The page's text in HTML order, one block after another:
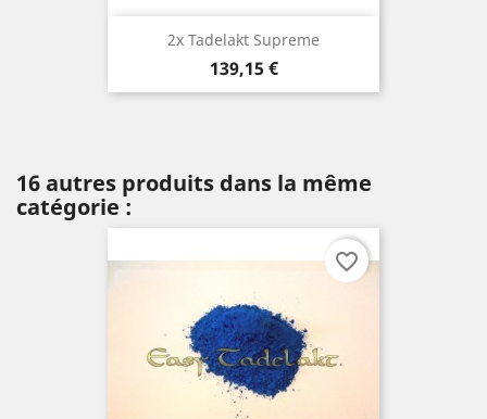
2x Tadelakt Supreme
Prix
139,15 €
16 autres produits dans la même
catégorie :
favorite_border